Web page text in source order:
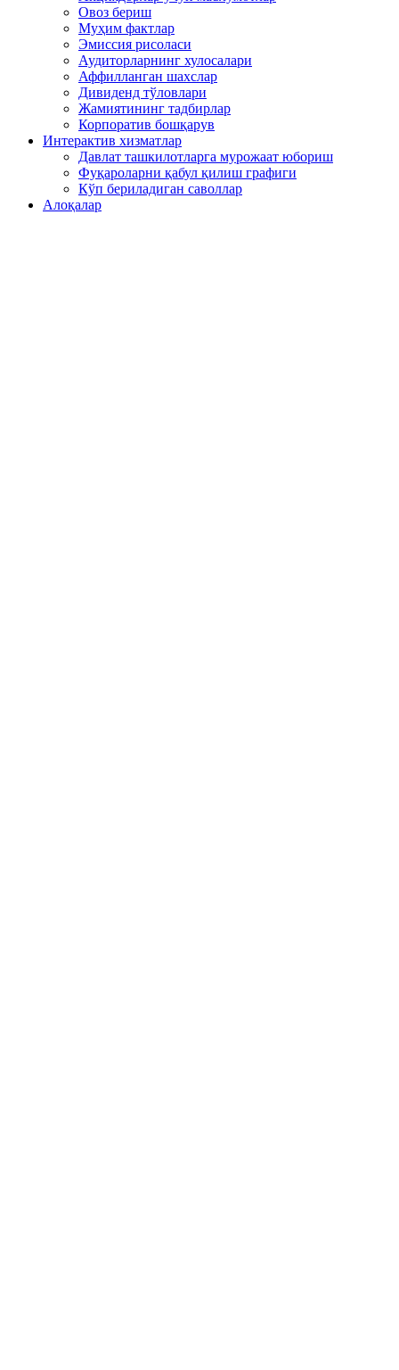
Овоз бериш
Муҳим фактлар
Эмиссия рисоласи
Аудиторларнинг хулосалари
Аффилланган шахслар
Дивиденд тўловлари
Жамиятининг тадбирлар
Корпоратив бошқарув
Интерактив хизматлар
Давлат ташкилотларга мурожаат юбориш
Фуқароларни қабул қилиш графиги
Кўп бериладиган саволлар
Алоқалар